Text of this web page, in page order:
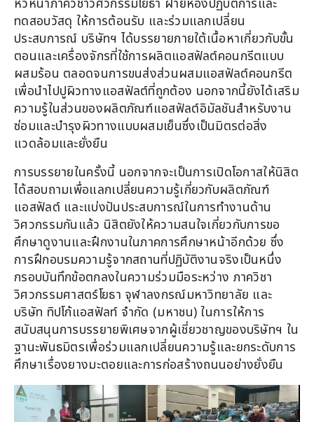
หัวหน้าภาควิชาวิศวกรรมโยธา ฝ่ายห้องปฏิบัติการและ
ทดสอบวัสดุ ให้การต้อนรับ และร่วมแลกเปลี่ยน
ประสบการณ์ บริษัทฯ ได้บรรยายภายใต้เนื้อหาเกี่ยวกับขั้น
ตอนและเครื่องจักรที่ใช้การผลิตแอสฟัลต์คอนกรีตแบบ
ผสมร้อน ตลอดจนการขนส่งส่วนผสมแอสฟัลต์คอนกรีต
เพื่อนำไปปูผิวทางแอสฟัลต์ที่ถูกต้อง นอกจากนี้ยังได้เสริม
ความรู้ในส่วนของผลิตภัณฑ์แอสฟัลต์อิมัลชันสำหรับงาน
ซ่อมและบำรุงผิวทางแบบผสมเย็นซึ่งเป็นมิตรต่อสิ่ง
แวดล้อมและยั่งยืน
การบรรยายในครั้งนี้ นอกจากจะเป็นการเปิดโอกาสให้นิสิต
ได้สอบถามเพื่อแลกเปลี่ยนความรู้เกี่ยวกับผลิตภัณฑ์
แอสฟัลต์ และแบ่งปันประสบการณ์ในการทำงานด้าน
วิศวกรรมกันแล้ว นิสิตยังให้ความสนใจเกี่ยวกับการขอ
ศึกษาดูงานและฝึกงานในภาคการศึกษาหน้าอีกด้วย ซึ่ง
การฝึกอบรมความรู้จากสถานที่ปฏิบัติงานจริงเป็นหนึ่ง
กรอบบันทึกข้อตกลงในความร่วมมือระหว่าง ภาควิชา
วิศวกรรมศาสตร์โยธา จุฬาลงกรณ์มหาวิทยาลัย และ
บริษัท ทิปโก้แอสฟัลท์ จำกัด (มหาชน) ในการให้การ
สนับสนุนการบรรยายพิเศษจากผู้เชี่ยวชาญของบริษัทฯ ใน
ฐานะพันธมิตรเพื่อร่วมแลกเปลี่ยนความรู้และยกระดับการ
ศึกษาเรื่องยางมะตอยและการก่อสร้างถนนอย่างยั่งยืน